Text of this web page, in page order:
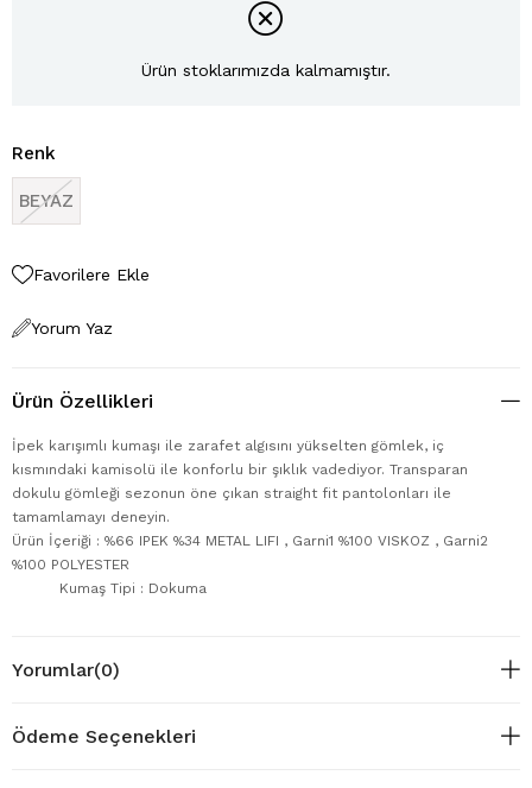
Ürün stoklarımızda kalmamıştır.
Renk
BEYAZ
Favorilere Ekle
Yorum Yaz
Ürün Özellikleri
İpek karışımlı kumaşı ile zarafet algısını yükselten gömlek, iç
kısmındaki kamisolü ile konforlu bir şıklık vadediyor. Transparan
dokulu gömleği sezonun öne çıkan straight fit pantolonları ile
tamamlamayı deneyin.
Ürün İçeriği : %66 IPEK %34 METAL LIFI , Garni1 %100 VISKOZ , Garni2
%100 POLYESTER
Kumaş Tipi : Dokuma
Yorumlar(0)
Ödeme Seçenekleri